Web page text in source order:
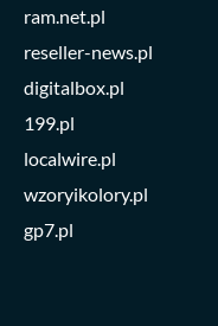
ram.net.pl
reseller-news.pl
digitalbox.pl
199.pl
localwire.pl
wzoryikolory.pl
gp7.pl